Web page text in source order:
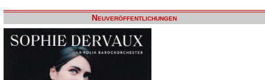
Neuveröffentlichungen